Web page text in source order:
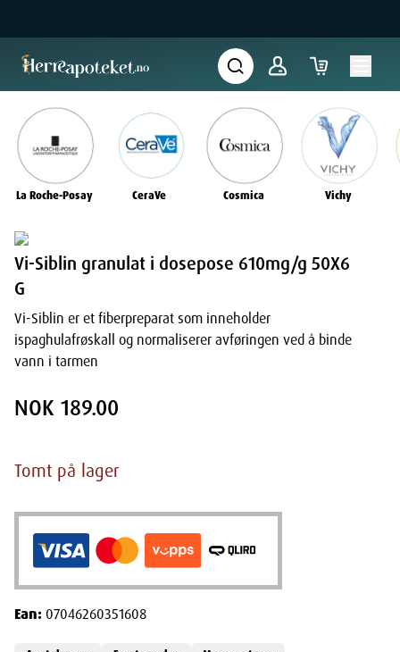
La Roche-Posay CeraVe Cosmica Vichy
Vi-Siblin granulat i dosepose 610mg/g 50X6
G
Vi-Siblin er et fiberpreparat som inneholder
ispaghulafrøskall og normaliserer avføringen ved å binde
vann i tarmen
NOK 189.00
Tomt på lager
Ean: 07046260351608